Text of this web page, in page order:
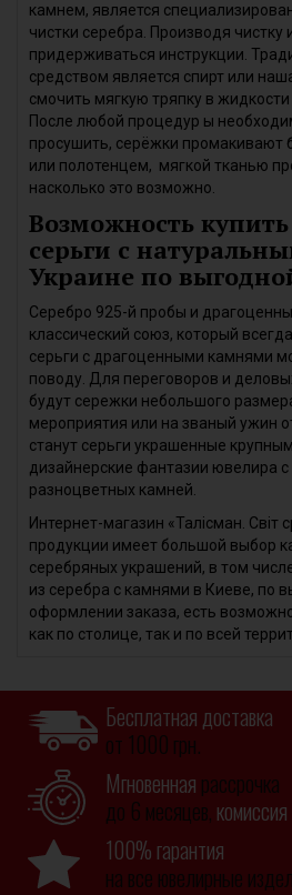
камнем, является
чистки серебра. Производя
придерживаться инструкции.
средством является спирт или
смочить мягкую тряпку в жидкости
После любой процедур ы
просушить, серёжки промакивают
или полотенцем, мягкой тканью
насколько это возможно.
Возможность
серьги с
Украине по
Серебро 925-й пробы и
классический союз, который
серьги с драгоценными камнями
поводу. Для переговоров и
будут сережки небольшого
мероприятия или на званый ужин
станут серьги украшенные
дизайнерские фантазии ювелира
разноцветных камней.
Интернет-магазин «Талісман. Світ
продукции имеет большой выбор
серебряных украшений, в том
из серебра с камнями в Киеве, по
оформлении заказа, есть
как по столице, так и по всей
Бесплатная доставка
от 1000 грн.
Мгновенная рассрочка
до 6 месяцев,
100% гарантия
на все ювелирные